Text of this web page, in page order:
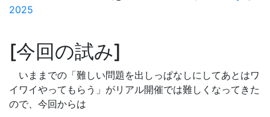
2025
今回の試み
いままでの「難しい問題を出しっぱなしにしてあとはワ
イワイやってもらう」がリアル開催では難しくなってきた
ので、今回からは